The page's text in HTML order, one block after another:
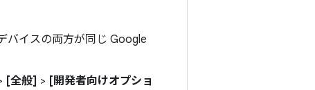
バイスの両方が同じ Google
[全般] > [開発者向けオプショ